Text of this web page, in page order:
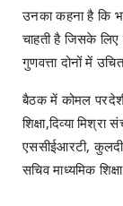
उनका कहना है कि
चाहती है जिसके
गुणवत्ता दोनों में
बैठक में कोमल
शिक्षा,दिव्या
एससीईआरटी,
सचिव माध्यमिक